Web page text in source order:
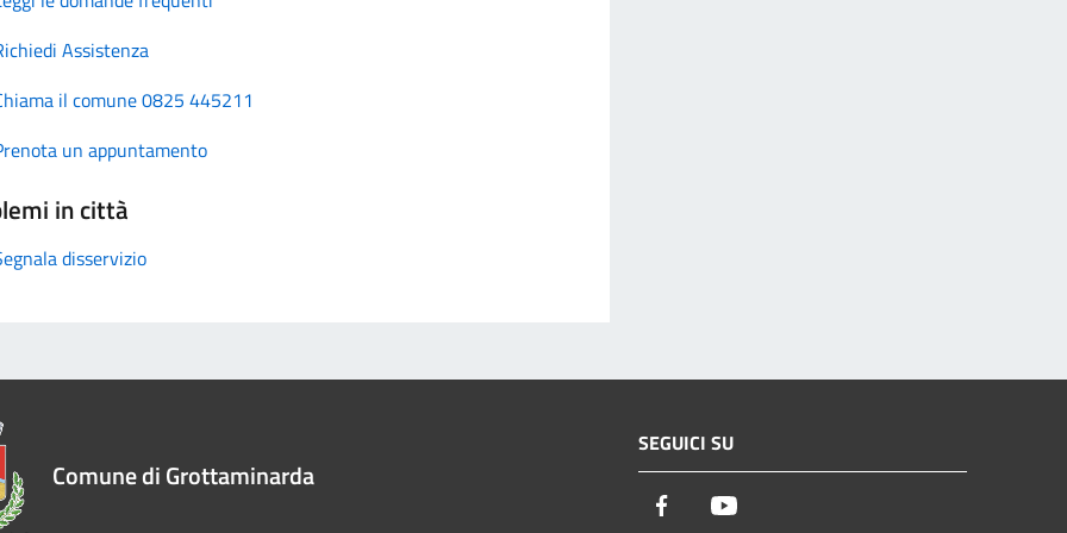
Assistenza
il comune 0825 445211
un appuntamento
in città
disservizio
Comune di Grottaminarda
SEGUICI SU
Facebook